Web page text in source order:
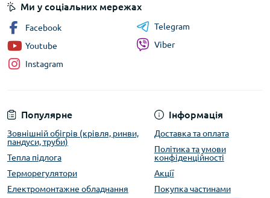
Популярне
Зовнішній обігрів (крівля, ринви,
пандуси, труби)
Тепла підлога
Терморегулятори
Електромонтажне обладнання
Інформація
Доставка та оплата
Політика та умови
конфіденційності
Акції
Покупка частинами
Ми у соціальних мережах
Facebook
Youtube
Instagram
Telegram
Viber